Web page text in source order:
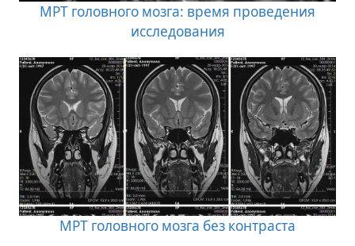
МРТ головного мозга: время проведения
исследования
МРТ головного мозга без контраста